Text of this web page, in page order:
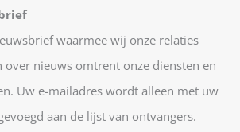
waarmee wij onze relaties
nieuws omtrent onze diensten en
Uw e-mailadres wordt alleen met uw
aan de lijst van ontvangers.